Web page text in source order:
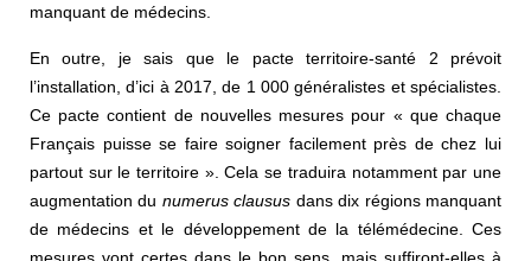
manquant de médecins.
En outre, je sais que le pacte territoire-santé 2 prévoit
l’installation, d’ici à 2017, de 1 000 généralistes et spécialistes.
Ce pacte contient de nouvelles mesures pour « que chaque
Français puisse se faire soigner facilement près de chez lui
partout sur le territoire ». Cela se traduira notamment par une
augmentation du numerus clausus dans dix régions manquant
de médecins et le développement de la télémédecine. Ces
mesures vont certes dans le bon sens, mais suffiront-elles à